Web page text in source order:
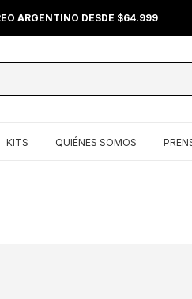
ARGENTINO DESDE $64.999
KITS QUIÉNES SOMOS